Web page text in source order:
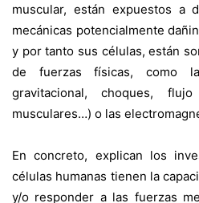
muscular, están expuestos a
mecánicas potencialmente
y por tanto sus células, están
de fuerzas físicas, como
gravitacional, choques, flujo
musculares…) o las
En concreto, explican los
células humanas tienen la
y/o responder a las fuerzas